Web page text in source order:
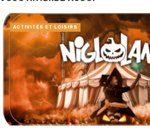
ACTIVITÉS ET LOISIRS